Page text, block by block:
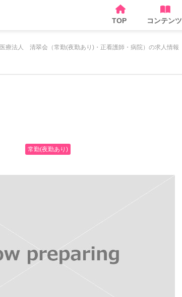
TOP コンテンツ
医療法人 清翠会（常勤(夜勤あり)・正看護師・病院）の求人情報
常勤(夜勤あり)